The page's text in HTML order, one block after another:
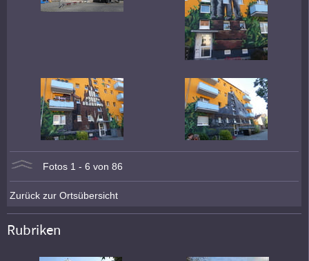
Fotos 1 - 6 von 86
Zurück zur Ortsübersicht
Rubriken